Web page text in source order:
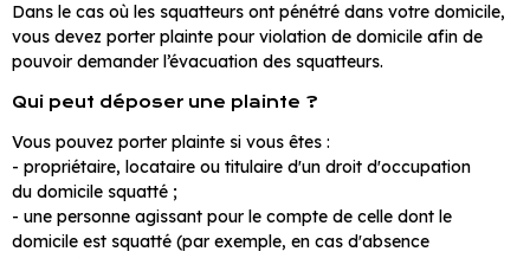
Dans le cas où les squatteurs ont pénétré dans votre domicile,
vous devez porter plainte pour violation de domicile afin de
pouvoir demander l’évacuation des squatteurs.
Qui peut déposer une plainte ?
Vous pouvez porter plainte si vous êtes :
- propriétaire, locataire ou titulaire d'un droit d'occupation
du domicile squatté ;
- une personne agissant pour le compte de celle dont le
domicile est squatté (par exemple, en cas d'absence